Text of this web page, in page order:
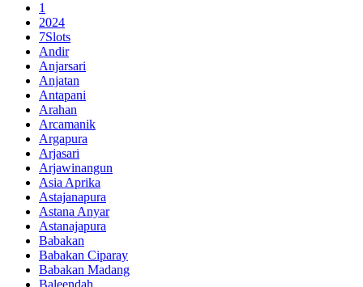
1
2024
7Slots
Andir
Anjarsari
Anjatan
Antapani
Arahan
Arcamanik
Argapura
Arjasari
Arjawinangun
Asia Aprika
Astajanapura
Astana Anyar
Astanajapura
Babakan
Babakan Ciparay
Babakan Madang
Baleendah